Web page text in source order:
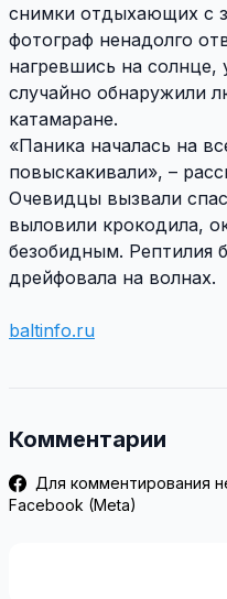
снимки отдыхающих с
фотограф ненадолго
нагревшись на солнце,
случайно обнаружили
катамаране.
«Паника началась на
повыскакивали», –
Очевидцы вызвали
выловили крокодила,
безобидным. Рептилия
дрейфовала на волнах.
baltinfo.ru
Комментарии
Для комментирования
Facebook (Meta)